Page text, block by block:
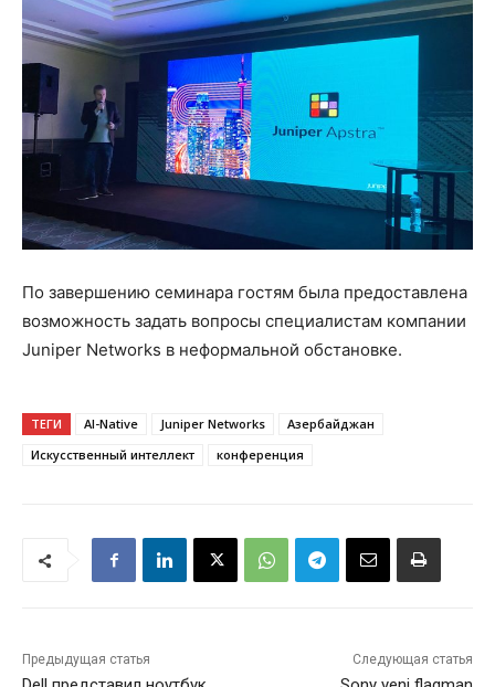
По завершению семинара гостям была предоставлена
возможность задать вопросы специалистам компании
Juniper Networks в неформальной обстановке.
ТЕГИ AI-Native Juniper Networks
Азербайджан
Искусственный интеллект
конференция
Предыдущая статья Следующая статья